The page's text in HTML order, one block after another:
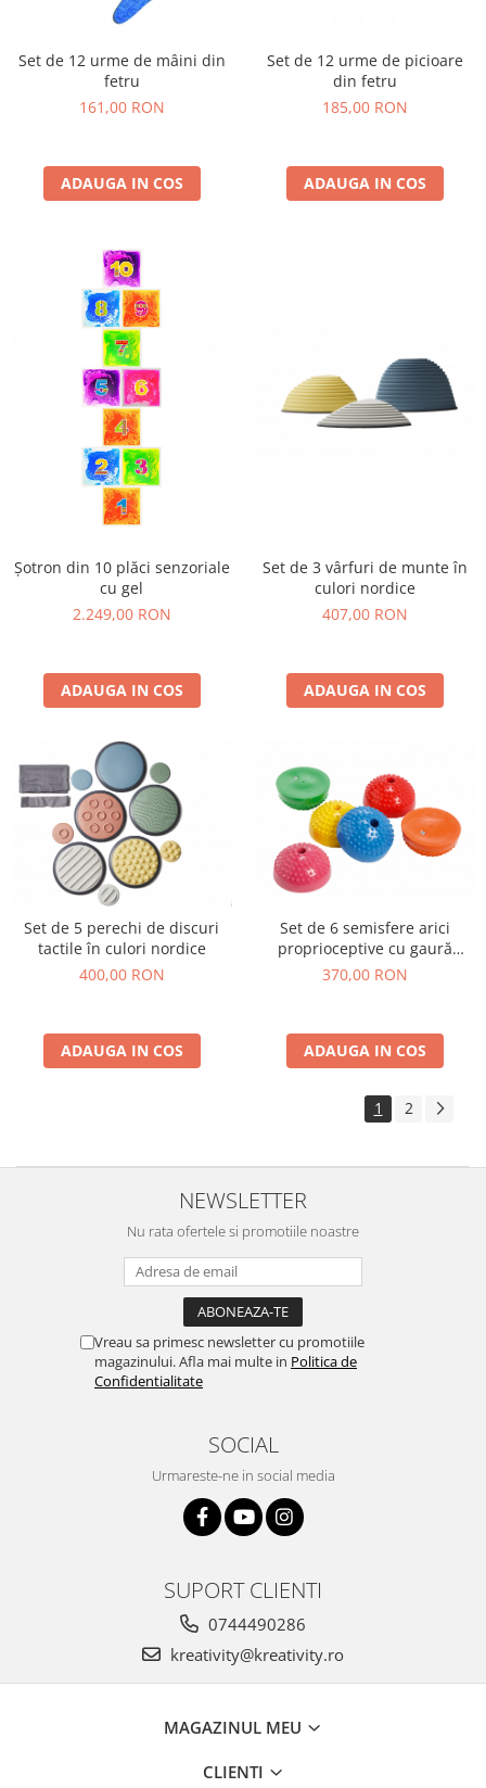
Set de 12 urme de mâini din
fetru
161,00 RON
ADAUGA IN COS
Set de 12 urme de picioare
din fetru
185,00 RON
ADAUGA IN COS
Șotron din 10 plăci senzoriale
cu gel
2.249,00 RON
ADAUGA IN COS
Set de 3 vârfuri de munte în
culori nordice
407,00 RON
ADAUGA IN COS
Set de 5 perechi de discuri
tactile în culori nordice
400,00 RON
ADAUGA IN COS
Set de 6 semisfere arici
proprioceptive cu gaură
Multiactiv Stones în 6 culori
370,00 RON
ADAUGA IN COS
1 2
NEWSLETTER
Nu rata ofertele si promotiile noastre
Vreau sa primesc newsletter cu promotiile
magazinului. Afla mai multe in Politica de
Confidentialitate
SOCIAL
Urmareste-ne in social media
SUPORT CLIENTI
0744490286
kreativity@kreativity.ro
MAGAZINUL MEU
CLIENTI